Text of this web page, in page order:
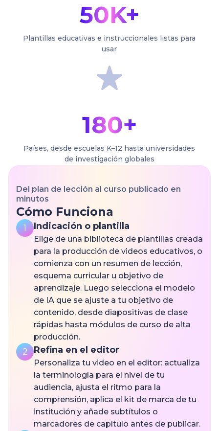
50K+
Plantillas educativas e instruccionales listas para
usar
180+
Países, desde escuelas K–12 hasta universidades
de investigación globales
Del plan de lección al curso publicado en
minutos
Cómo Funciona
1 Indicación o plantilla
Elige de una biblioteca de plantillas creada
para la producción de videos educativos, o
comienza con un resumen de lección,
esquema curricular u objetivo de
aprendizaje. Luego selecciona el modelo
de IA que se ajuste a tu objetivo de
contenido, desde diapositivas de clase
rápidas hasta módulos de curso de alta
producción.
2 Refina en el editor
Personaliza tu video en el editor: actualiza
la terminología para el nivel de tu
audiencia, ajusta el ritmo para la
comprensión, aplica el kit de marca de tu
institución y añade subtítulos o
marcadores de capítulo antes de publicar.